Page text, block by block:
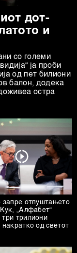
дот-
и
со големи
ја проби
од пет билиони
балон, додека
остра
запре отпуштањето
„Алфабет“
три трилиони
од светот